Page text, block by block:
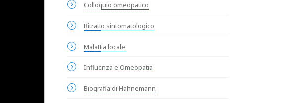
Colloquio omeopatico
Ritratto sintomatologico
Malattia locale
Influenza e Omeopatia
Biografia di Hahnemann